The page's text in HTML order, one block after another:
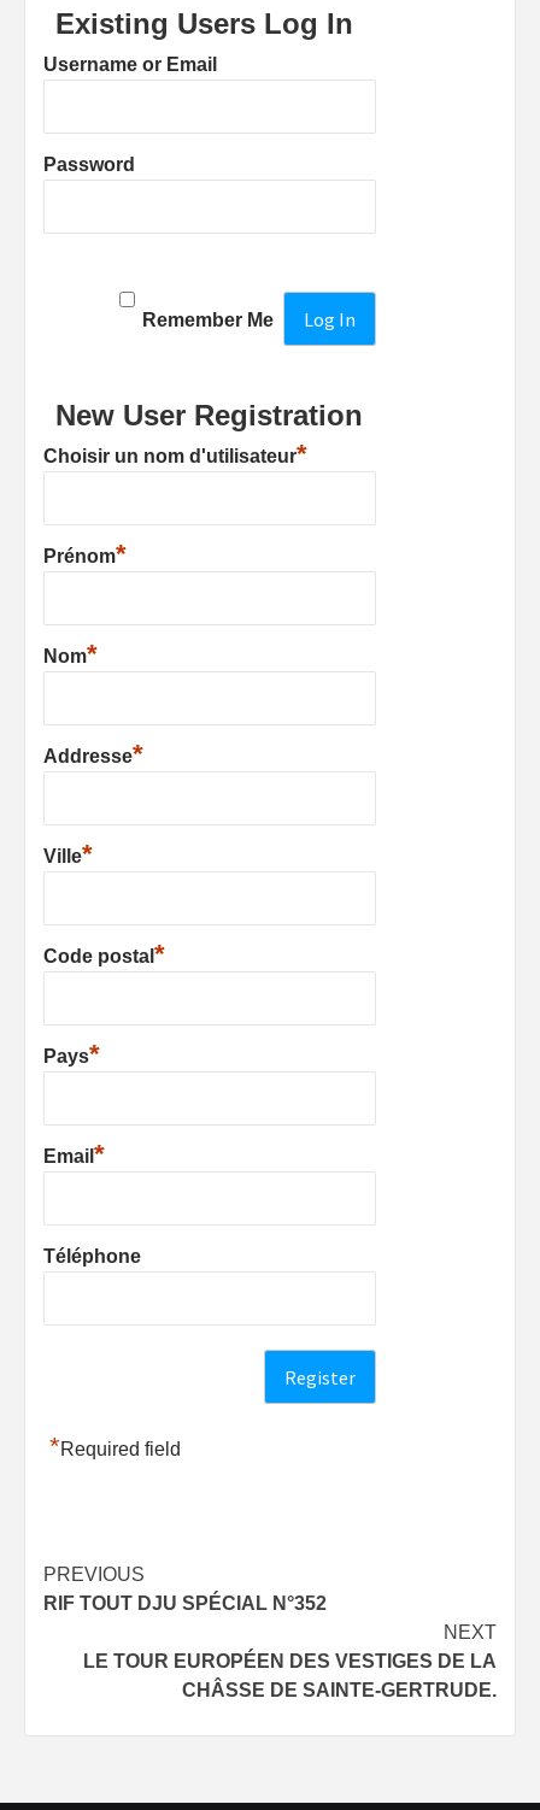
Existing Users Log In
Username or Email
Password
Remember Me
New User Registration
Choisir un nom d'utilisateur*
Prénom*
Nom*
Addresse*
Ville*
Code postal *
Pays*
Email *
Téléphone
*Required field
Post
navigation
PREVIOUS
RIF TOUT DJU SPÉCIAL N°352
NEXT
LE TOUR EUROPÉEN DES VESTIGES DE LA
CHÂSSE DE SAINTE-GERTRUDE.